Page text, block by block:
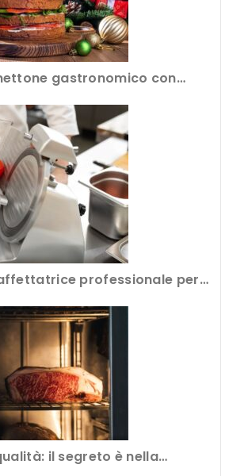
gastronomico con
professionale per
il segreto è nella